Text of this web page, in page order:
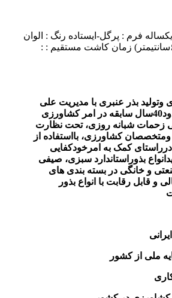
فرم : پرگل-ایستاده رنگ : الوان
بذر عنبری با مدیریت علی
زحمات شبانه روزی، تحت نظارت
کشاورزی، بااستفاده از
کمک به امرخودکفایی
بذوراستاندارد سبزی، صیفی
و خانگی در بسته بندی های
و قابل رقابت با انواع بذور
ملی از کشور